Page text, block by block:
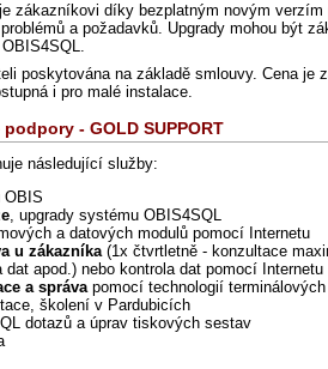
zákazníkovi díky bezplatným novým verzím
a požadavků. Upgrady mohou být
poskytována na základě smlouvy. Cena je
i pro malé instalace.
- GOLD SUPPORT
následující služby:
, upgrady systému OBIS4SQL
a datových modulů pomocí Internetu
u zákazníka(1x čtvrtletně - konzultace
dat apod.) nebo kontrola dat pomocí Internetu
a správapomocí technologií terminálových
školení v Pardubicích
dotazů a úprav tiskových sestav